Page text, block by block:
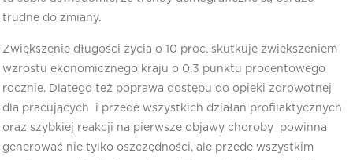
trudne do zmiany.
Zwiększenie długości życia o 10 proc. skutkuje zwiększeniem
wzrostu ekonomicznego kraju o 0,3 punktu procentowego
rocznie. Dlatego też poprawa dostępu do opieki zdrowotnej
dla pracujących i przede wszystkich działań profilaktycznych
oraz szybkiej reakcji na pierwsze objawy choroby powinna
generować nie tylko oszczędności, ale przede wszystkim